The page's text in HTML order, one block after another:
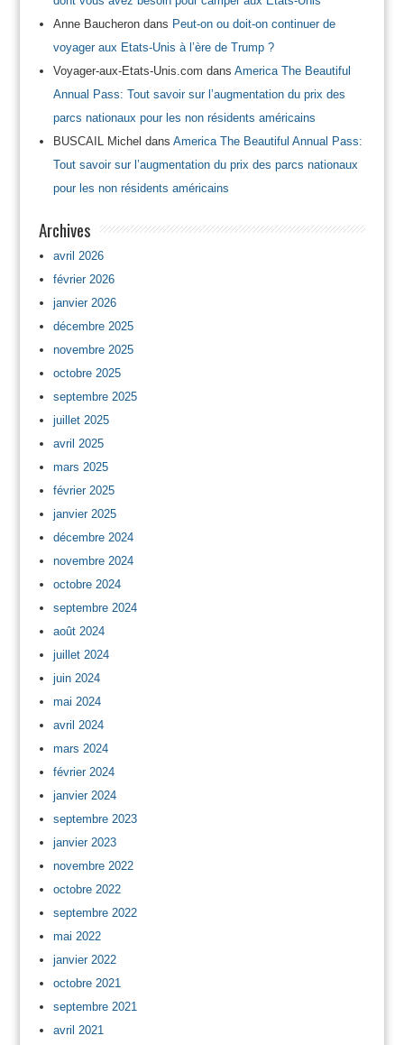
Anne Baucherondans Peut-on ou doit-on continuer de
voyager aux Etats-Unis à l’ère de Trump ?
Voyager-aux-Etats-Unis.com dans America The Beautiful
Annual Pass: Tout savoir sur l’augmentation du prix des
parcs nationaux pour les non résidents américains
BUSCAIL Michel dans America The Beautiful Annual Pass:
Tout savoir sur l’augmentation du prix des parcs nationaux
pour les non résidents américains
Archives
avril 2026
février 2026
janvier 2026
décembre 2025
novembre 2025
octobre 2025
septembre 2025
juillet 2025
avril 2025
mars 2025
février 2025
janvier 2025
décembre 2024
novembre 2024
octobre 2024
septembre 2024
août 2024
juillet 2024
juin 2024
mai 2024
avril 2024
mars 2024
février 2024
janvier 2024
septembre 2023
janvier 2023
novembre 2022
octobre 2022
septembre 2022
mai 2022
janvier 2022
octobre 2021
septembre 2021
avril 2021